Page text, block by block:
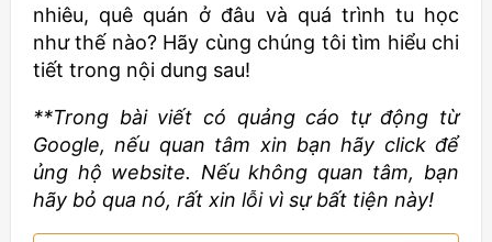
nhiêu, quê quán ở đâu và quá trình tu học
như thế nào? Hãy cùng chúng tôi tìm hiểu chi
tiết trong nội dung sau!
**Trong bài viết có quảng cáo tự động từ
Google, nếu quan tâm xin bạn hãy click để
ủng hộ website. Nếu không quan tâm, bạn
hãy bỏ qua nó, rất xin lỗi vì sự bất tiện này!